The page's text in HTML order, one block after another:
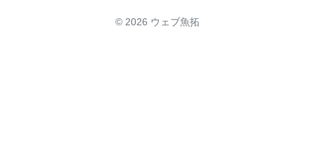
© 2026 ウェブ魚拓